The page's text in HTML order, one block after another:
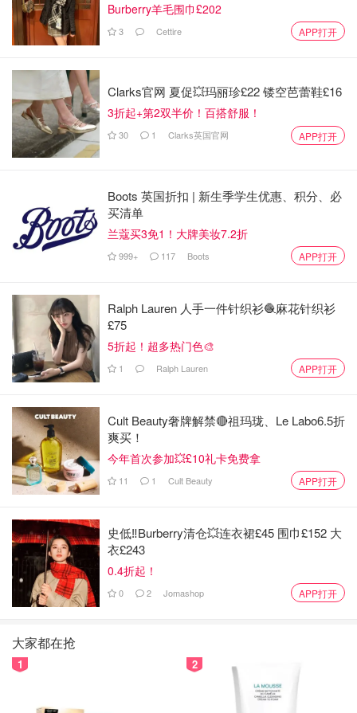
綿延伸展，静静地躺在在碧波粼粼的墨西哥湾。
以前有开车🚗在这个一号公路上，一直都觉得非常非常的
美，这次从空中俯瞰，又是一个不同的感受，全部的景色尽
Burberry羊毛围巾£202
3 Cettire APP打开
Clarks官网 夏促💥玛丽珍£22 镂空芭蕾鞋£16
3折起+第2双半价！百搭舒服！
30 1 Clarks英国官网 APP打开
Boots 英国折扣 | 新生季学生优惠、积分、必
买清单
兰蔻买3免1！大牌美妆7.2折
999+ 117 Boots APP打开
Ralph Lauren 人手一件针织衫🧶麻花针织衫
£75
5折起！超多热门色🎨
1 Ralph Lauren APP打开
Cult Beauty奢牌解禁🔴祖玛珑、Le Labo6.5折
爽买！
今年首次参加💥£10礼卡免费拿
11 1 Cult Beauty APP打开
史低‼️Burberry清仓💥连衣裙£45 围巾£152 大
衣£243
0.4折起！
0 2 Jomashop APP打开
大家都在抢
1 2